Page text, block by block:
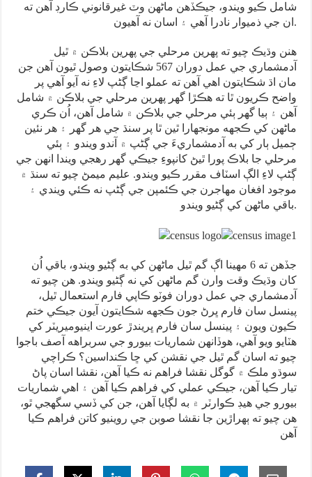
شامل ڪيو ويندو، جيڪڏهن ماڻهن وٽ غيرقانوني ڪارڊ آهن ته
ان جي ذميوار نادرا آهي ۽ اسان نه آهيون.
هنن وڌيڪ چيو ته پهرين مرحلي جي پهرين بلاڪن ۾ ٿيل
آدمشماري جي عمل دوران 567 شڪايتون وصول ٿيون آهن جن
مان اڌ شڪايتون اهي آهن ته عملو اڃا ڳڻپ لاءِ نه آيو آهي پر
واضح ڪريون ٿا ته هڪڙا گهر پهرين مرحلي جي بلاڪن ۾ شامل
آهن ۽ ٻيا گهر ٻئي مرحلي جي بلاڪن ۾ شامل آهن، اُن ڪري
ماڻهن کي ڪجهه مونجهارا ٿين ٿا پر سنڌ جي هر گهر ۽ هر نئين
ڄميل ٻار کي به آدمشماريءَ جي ڳڻپ ۾ آندو ويندو ۽ ٻئي
مرحلي جا بلاڪ پورا ٿيڻ کانپوءِ جيڪي گهر رهجي ويندا انهن جي
ڳڻپ لاءِ الڳ اسٽاف مقرر ڪيو ويندو. عليم ميمڻ چيو ته سنڌ ۾
موجود افغان مهاجرن جي ڪئمپن جي ڳڻپ نه ڪئي ويندي ۽
باقي ماڻهن کي ڳڻيو ويندو.
جڏهن ته 6 مهينا اڳ گم ٿيل ماڻهن کي به ڳڻيو ويندو، باقي اُن
کان وڌيڪ وقت وارن گم ماڻهن کي نه ڳڻيو ويندو. هن چيو ته
آدمشماري جي عمل دوران فوٽو ڪاپي فارم استعمال ٿيل،
پينسل سان فارم ڀرڻ جون ڪجهه شڪايتون آيون جيڪي ختم
ڪيون ويون ۽ پينسل سان فارم ڀريندڙ عورت اينيوميريٽر کي
هٽايو ويو آهي، هوڏانهن شماريات بيورو جي سربراهه آصف باجوا
چيو ته اسان گم ٿيل جي نقشن کي ڇا ڪنداسين؟ ڪراچي
سوڌو ملڪ ۾ گوگل نقشا فراهم نه ڪيا آهن، نقشا اسان پاڻ
تيار ڪيا آهن، جيڪي عملي کي فراهم ڪيا آهن ۽ اهي شماريات
بيورو جي هيڊ ڪوارٽر ۾ به لڳايا آهن، جن کي ڏسي سگهجي ٿو،
هن چيو ته ٻهراڙين جا نقشا صوبن جي روينيو کاتن فراهم ڪيا
آهن